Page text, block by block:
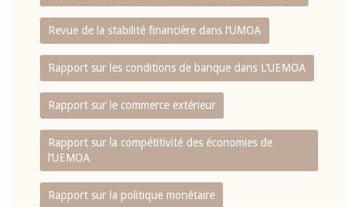
Revue de la stabilité financière dans l‘UMOA
Rapport sur les conditions de banque dans L‘UEMOA
Rapport sur le commerce extérieur
Rapport sur la compétitivité des économies de
l‘UEMOA
Rapport sur la politique monétaire